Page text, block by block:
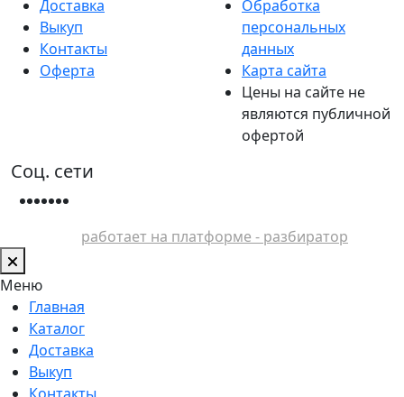
Доставка
Выкуп
Контакты
Оферта
Обработка
персональных
данных
Карта сайта
Цены на сайте не
являются публичной
офертой
Соц. сети
работает на платформе - разбиратор
Меню
Главная
Каталог
Доставка
Выкуп